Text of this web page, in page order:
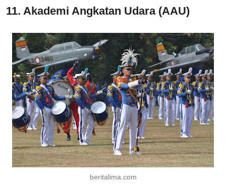
11. Akademi Angkatan Udara (AAU)
beritalima.com